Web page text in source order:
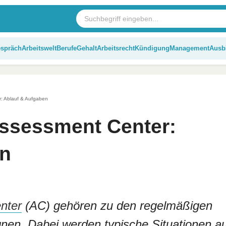
ArbeitsweltBerufeGehaltArbeitsrechtKündigung Management
Ablauf & Aufgaben
Center:
(AC) gehören zu den regelmäßigen